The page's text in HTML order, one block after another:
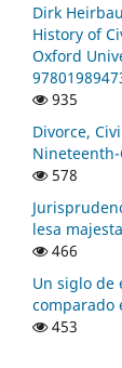
Dirk
History of
Oxford
935
Divorce,
578
lesa
466
Un siglo de
comparado
453